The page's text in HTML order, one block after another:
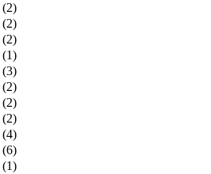
(2)
(2)
(2)
(1)
(3)
(2)
(2)
(2)
(4)
(6)
(1)